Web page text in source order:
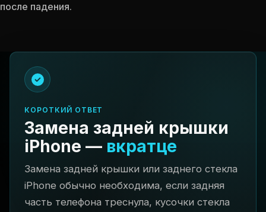
после падения.
КОРОТКИЙ ОТВЕТ
Замена задней крышки
iPhone — вкратце
Замена задней крышки или заднего стекла
iPhone обычно необходима, если задняя
часть телефона треснула, кусочки стекла